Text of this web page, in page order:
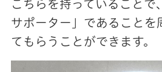
こちらを持っていることで
サポーター」であることを
てもらうことができます。